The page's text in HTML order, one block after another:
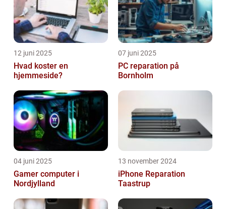
12 juni 2025
Hvad koster en
hjemmeside?
07 juni 2025
PC reparation på
Bornholm
04 juni 2025
Gamer computer i
Nordjylland
13 november 2024
iPhone Reparation
Taastrup